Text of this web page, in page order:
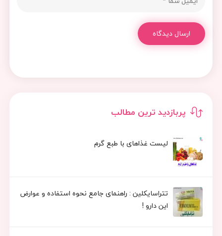
پربازدید ترین مطالب
لیست غذاهای با طبع گرم
تتراسایکلین : راهنمای جامع نحوه استفاده و عوارض
این دارو !
ارسال دیدگاه